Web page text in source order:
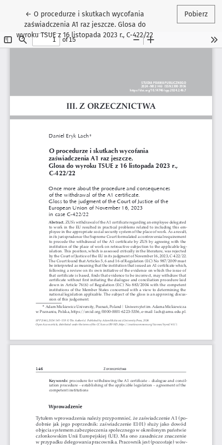
←Wróć do szczegółów artykułu
O procedurze i skutkach wycofania
zaświadczenia A1 raz jeszcze. Glosa do
wyroku TSUE z 16 listopada 2023 r., C-422/22
Pobierz